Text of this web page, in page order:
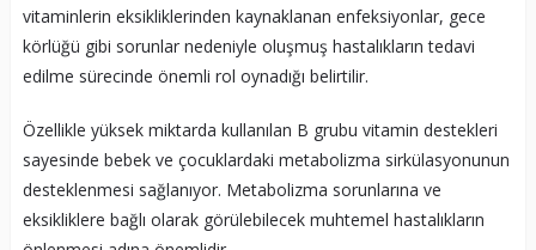
vitaminlerin eksikliklerinden kaynaklanan enfeksiyonlar, gece
körlüğü gibi sorunlar nedeniyle oluşmuş hastalıkların tedavi
edilme sürecinde önemli rol oynadığı belirtilir.
Özellikle yüksek miktarda kullanılan B grubu vitamin destekleri
sayesinde bebek ve çocuklardaki metabolizma sirkülasyonunun
desteklenmesi sağlanıyor. Metabolizma sorunlarına ve
eksikliklere bağlı olarak görülebilecek muhtemel hastalıkların